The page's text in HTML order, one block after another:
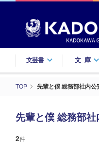
文芸書 文庫
TOP 先輩と僕 総務部社内
先輩と僕 総務部
2件